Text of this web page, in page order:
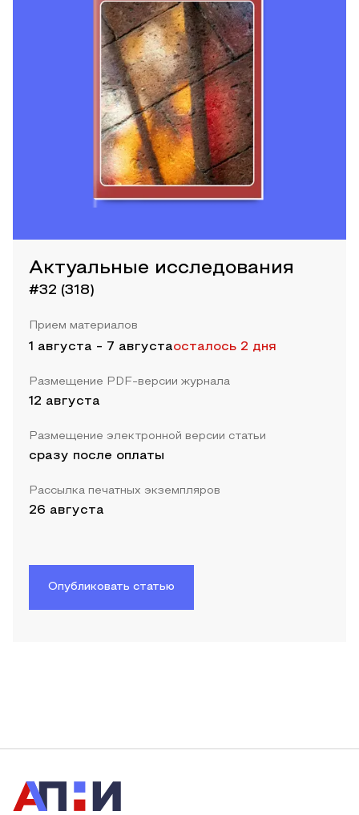
Актуальные исследования
#32 (318)
Прием материалов
1 августа - 7 августаосталось 2 дня
Размещение PDF-версии журнала
12 августа
Размещение электронной версии статьи
сразу после оплаты
Рассылка печатных экземпляров
26 августа
Опубликовать статью